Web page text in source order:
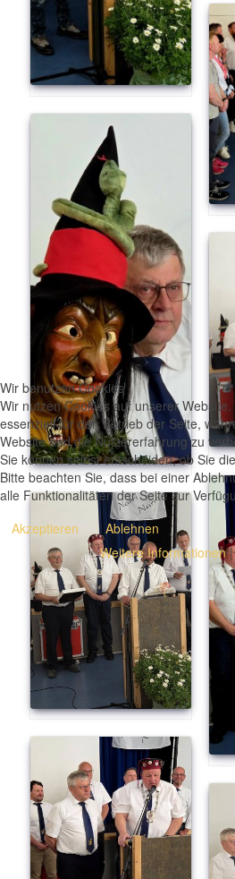
Wir benutzen Cookies
Wir nutzen Cookies auf unserer
essenziell für den Betrieb der Seite,
Website und die Nutzererfahrung zu
Sie können selbst entscheiden, ob Sie
Bitte beachten Sie, dass bei einer
alle Funktionalitäten der Seite zur
Akzeptieren
Ablehnen
Weitere Informationen